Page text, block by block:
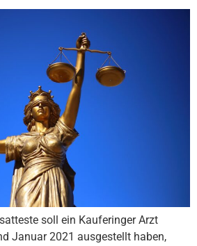
soll ein Kauferinger Arzt
Januar 2021 ausgestellt haben,